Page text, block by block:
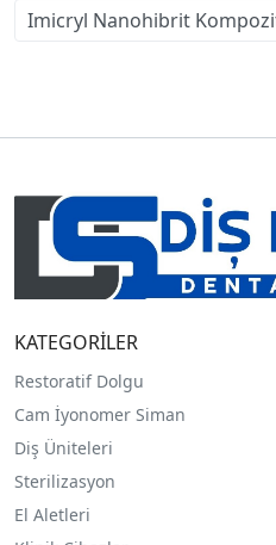
Imicryl Nanohibrit
KATEGORİLER
Restoratif Dolgu
Cam İyonomer Siman
Diş Üniteleri
Sterilizasyon
El Aletleri